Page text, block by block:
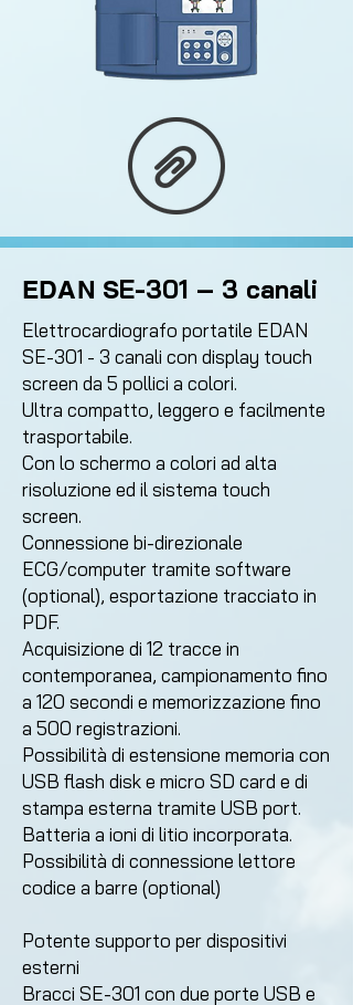
EDAN SE-301 – 3 canali
Elettrocardiografo portatile EDAN
SE-301 - 3 canali con display touch
screen da 5 pollici a colori.
Ultra compatto, leggero e facilmente
trasportabile.
Con lo schermo a colori ad alta
risoluzione ed il sistema touch
screen.
Connessione bi-direzionale
ECG/computer tramite software
(optional), esportazione tracciato in
PDF.
Acquisizione di 12 tracce in
contemporanea, campionamento fino
a 120 secondi e memorizzazione fino
a 500 registrazioni.
Possibilità di estensione memoria con
USB flash disk e micro SD card e di
stampa esterna tramite USB port.
Batteria a ioni di litio incorporata.
Possibilità di connessione lettore
codice a barre (optional)
Potente supporto per dispositivi
esterni
Bracci SE-301 con due porte USB e